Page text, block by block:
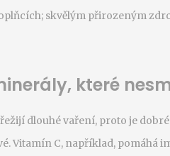
skvělým přirozeným
které
dlouhé vaření, proto je
Vitamín C, například, pomáhá